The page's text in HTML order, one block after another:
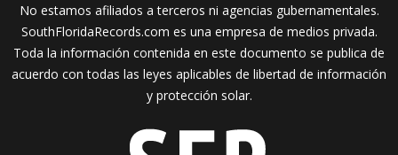
No estamos afiliados a terceros ni agencias gubernamentales.
SouthFloridaRecords.com es una empresa de medios privada.
Toda la información contenida en este documento se publica de
acuerdo con todas las leyes aplicables de libertad de información
y protección solar.